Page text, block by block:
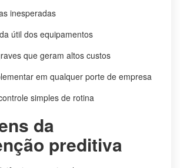
inesperadas
útil dos equipamentos
que geram altos custos
em qualquer porte de empresa
simples de rotina
da
preditiva